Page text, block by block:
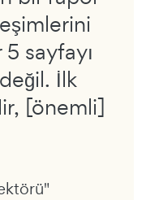
sayfayı
İlk
[önemli]